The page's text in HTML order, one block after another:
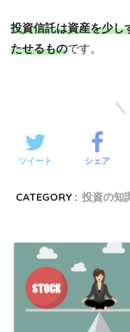
投資信託は資産を少し
たせるものです。
ツイート シェア
CATEGORY : 投資の知